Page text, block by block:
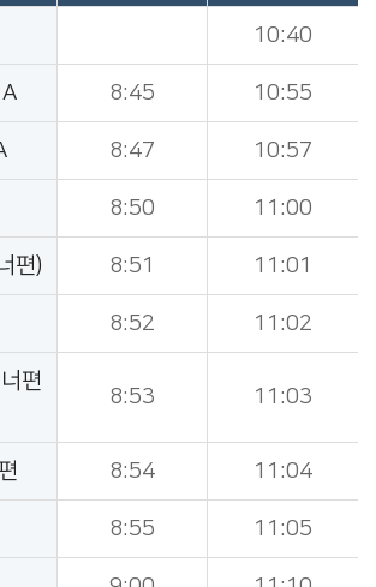
10:40
8:45 10:55
8:47 10:57
8:50 11:00
편) 8:51 11:01
8:52 11:02
편
8:53 11:03
8:54 11:04
8:55 11:05